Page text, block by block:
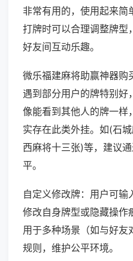
非常有用的，使用起来简
打牌时可以合理调整牌型
好友间互动乐趣。
微乐福建麻将助赢神器购
遇到部分用户的牌特别好
像能看到其他人的牌一样
实存在此类外挂。如(石
西麻将十三张)等，建议
平。
自定义修改牌：用户可输
修改自身牌型或隐藏操作
用于多种场景（如与好友
规则，维护公平环境。